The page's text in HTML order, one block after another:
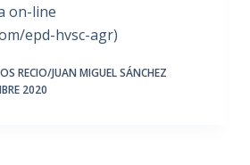
on-line
epd-hvsc-agr)
RECIO/JUAN MIGUEL SÁNCHEZ
2020